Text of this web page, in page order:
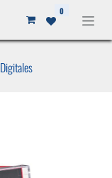
0
Digitales